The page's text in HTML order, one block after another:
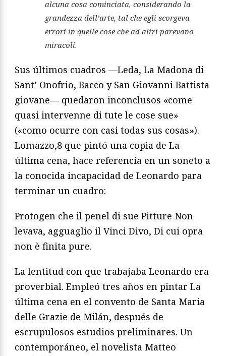
alcuna cosa cominciata, considerando la
grandezza dell’arte, tal che egli scorgeva
errori in quelle cose che ad altri parevano
miracoli.
Sus últimos cuadros —Leda, La Madona di
Sant’ Onofrio, Bacco y San Giovanni Battista
giovane— quedaron inconclusos «come
quasi intervenne di tute le cose sue»
(«como ocurre con casi todas sus cosas»).
Lomazzo,8 que pintó una copia de La
última cena, hace referencia en un soneto a
la conocida incapacidad de Leonardo para
terminar un cuadro:
Protogen che il penel di sue Pitture Non
levava, agguaglio il Vinci Divo, Di cui opra
non è finita pure.
La lentitud con que trabajaba Leonardo era
proverbial. Empleó tres años en pintar La
última cena en el convento de Santa Maria
delle Grazie de Milán, después de
escrupulosos estudios preliminares. Un
contemporáneo, el novelista Matteo